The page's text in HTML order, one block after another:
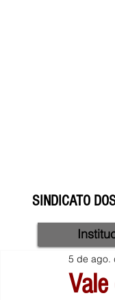
SINDICATO
5 de ago.